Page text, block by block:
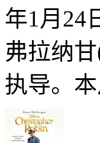
年1月24
弗拉纳
执导。